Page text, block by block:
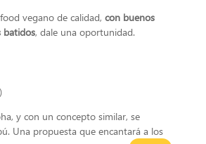
vegano de calidad, con buenos
batidos, dale una oportunidad.
y con un concepto similar, se
Una propuesta que encantará a los